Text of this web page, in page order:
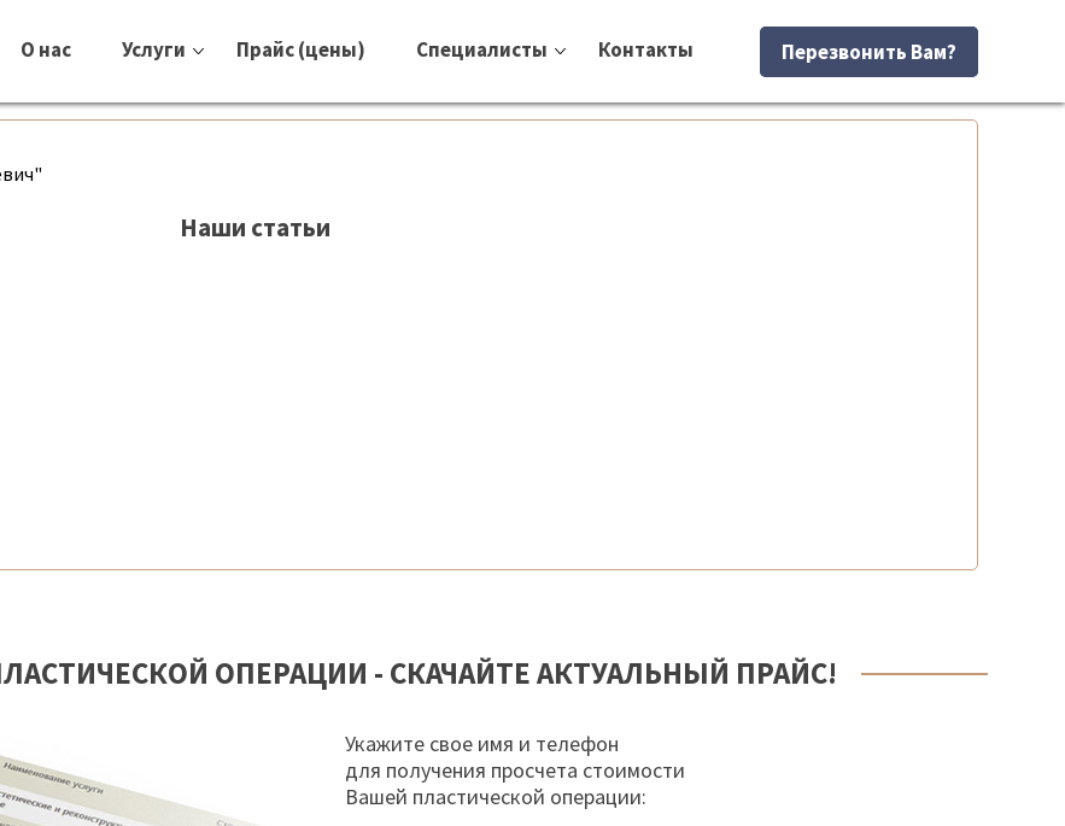
Перезвонить Вам?
О нас Услуги Прайс (цены) Специалисты Контакты
Наши статьи
ОПЕРАЦИИ - СКАЧАЙТЕ АКТУАЛЬНЫЙ ПРАЙС!
Укажите свое имя и телефон
для получения просчета стоимости
Вашей пластической операции: